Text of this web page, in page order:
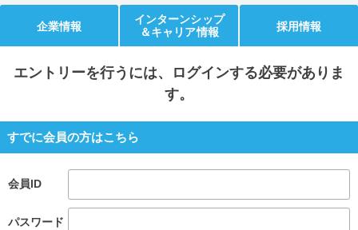
適職診断 就活チャンネル
企業情報
インターンシップ
＆キャリア情報
採用情報
エントリーを行うには、ログインする必要がありま
す。
すでに会員の方はこちら
会員ID
パスワード